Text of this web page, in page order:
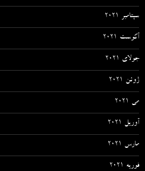
سپتامبر 2021
آگوست 2021
جولای 2021
ژوئن 2021
می 2021
آوریل 2021
مارس 2021
فوریه 2021